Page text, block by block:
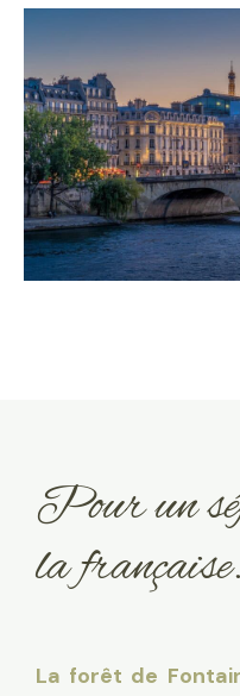
Pour un
la
La forêt de